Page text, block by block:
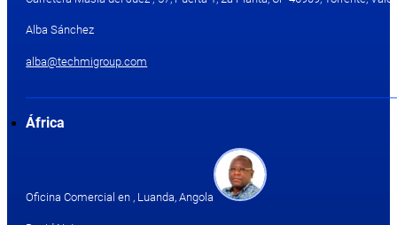
Alba Sánchez
alba@techmigroup.com
África
Oficina Comercial en , Luanda, Angola